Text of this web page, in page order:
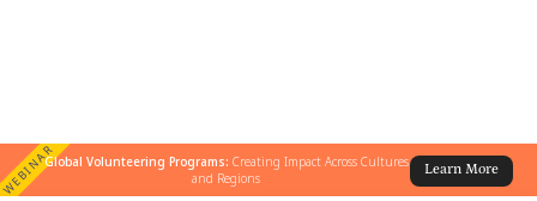
WEBINARGlobal Volunteering Programs: Creating Impact Across Cultures
and Regions
Learn More